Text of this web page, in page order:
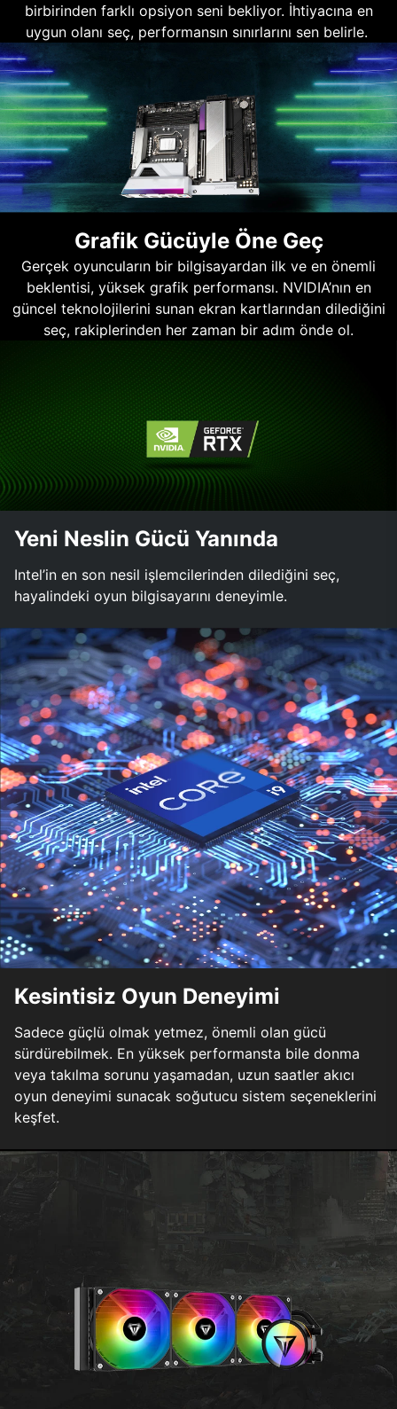
birbirinden farklı opsiyon seni bekliyor. İhtiyacına en
uygun olanı seç, performansın sınırlarını sen belirle.
Grafik Gücüyle Öne Geç
Gerçek oyuncuların bir bilgisayardan ilk ve en önemli
beklentisi, yüksek grafik performansı. NVIDIA’nın en
güncel teknolojilerini sunan ekran kartlarından dilediğini
seç, rakiplerinden her zaman bir adım önde ol.
Yeni Neslin Gücü Yanında
Intel’in en son nesil işlemcilerinden dilediğini seç,
hayalindeki oyun bilgisayarını deneyimle.
Kesintisiz Oyun Deneyimi
Sadece güçlü olmak yetmez, önemli olan gücü
sürdürebilmek. En yüksek performansta bile donma
veya takılma sorunu yaşamadan, uzun saatler akıcı
oyun deneyimi sunacak soğutucu sistem seçeneklerini
keşfet.